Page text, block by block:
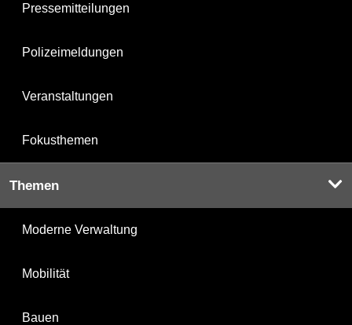
Pressemitteilungen
Polizeimeldungen
Veranstaltungen
Fokusthemen
Themen
Moderne Verwaltung
Mobilität
Bauen